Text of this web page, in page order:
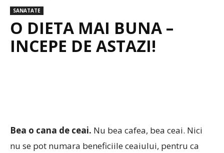
SANATATE
O DIETA MAI BUNA –
INCEPE DE ASTAZI!
Bea o cana de ceai. Nu bea cafea, bea ceai. Nici
nu se pot numara beneficiile ceaiului, pentru ca